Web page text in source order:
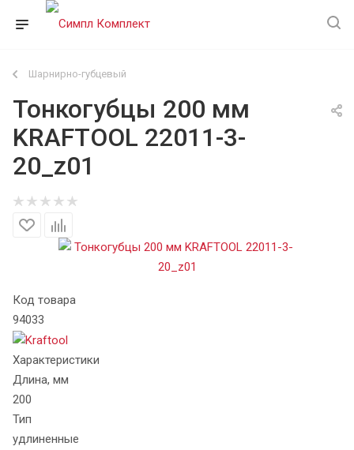
Шарнирно-губцевый
Тонкогубцы 200 мм
KRAFTOOL 22011-3-
20_z01
Код товара
94033
Характеристики
Длина, мм
200
Тип
удлиненные